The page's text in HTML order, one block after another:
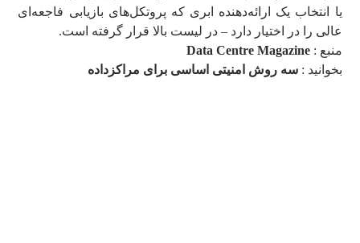
یا انتخاب یک ارائه‌دهنده ابری که پروتکل‌های بازیابی فاجعه‌ای
عالی را در اختیار دارد – در لیست بالا قرار گرفته است.
منبع :Data Centre Magazine
بخوانید :سه روش امنیتی اساسی برای مراکزداده